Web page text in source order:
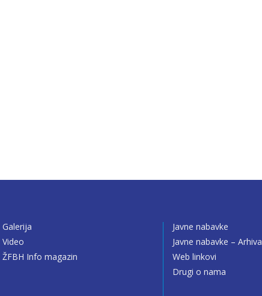
Galerija
Video
ŽFBH Info magazin
Javne nabavke
Javne nabavke – Arhiva
Web linkovi
Drugi o nama